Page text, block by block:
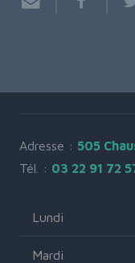
Adresse : 505
Tél. : 03 22 91 72
Lundi
Mardi